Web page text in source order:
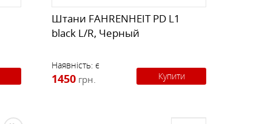
Штани FAHRENHEIT PD L1
black L/R, Черный
Наявність: є
1450 грн. Купити